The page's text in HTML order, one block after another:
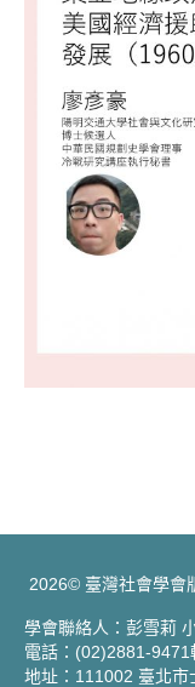
2026© 臺灣社會學會
學會聯絡人：彭雪莉
電話：(02)2881-9471
地址：111002 臺北市